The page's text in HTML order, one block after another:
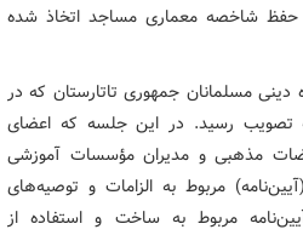
حفظ شاخصه معماری مساجد اتخاذ شده
مسلمانان جمهوری تاتارستان که در
تصویب رسید. در این جلسه که اعضای
مذهبی و مدیران مؤسسات آموزشی
مربوط به الزامات و توصیه‌های
مربوط به ساخت و استفاده از